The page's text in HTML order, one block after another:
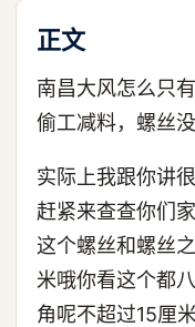
正文
南昌大风怎么只
偷工减料，螺丝没
实际上我跟你讲
赶紧来查查你们
这个螺丝和螺丝
米哦你看这个都
角呢不超过15厘